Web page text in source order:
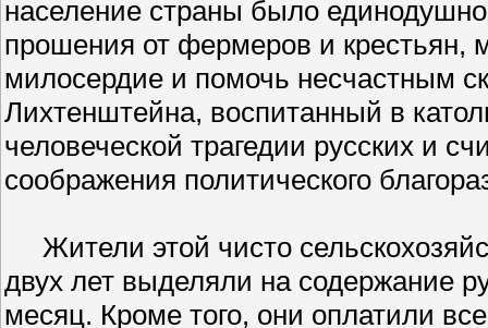
население страны было
прошения от фермеров и крестьян,
милосердие и помочь несчастным
Лихтенштейна, воспитанный в
человеческой трагедии русских и
соображения политического
Жители этой чисто
двух лет выделяли на содержание
месяц. Кроме того, они оплатили